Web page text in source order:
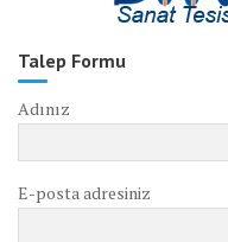
Talep Formu
Adınız
E-posta adresiniz